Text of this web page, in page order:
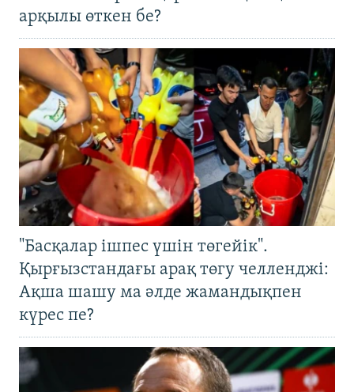
арқылы өткен бе?
"Басқалар ішпес үшін төгейік".
Қырғызстандағы арақ төгу челленджі:
Ақша шашу ма әлде жамандықпен
күрес пе?